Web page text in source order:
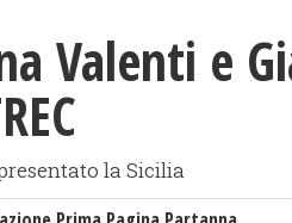
Valenti e
la Sicilia